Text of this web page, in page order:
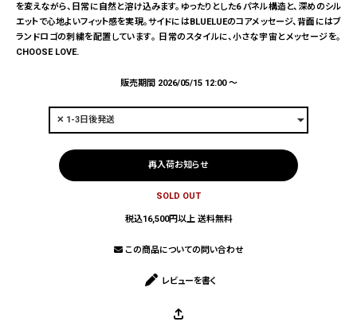
を変えながら、日常に自然と溶け込みます。ゆったりとした6 パネル構造と、深めのシル
エットで心地よいフィット感を実現。サイドにはBLUELUEのコアメッセージ、背面にはブ
ランドロゴの刺繍を配置しています。 日常のスタイルに、小さな宇宙とメッセージを。
CHOOSE LOVE.
販売期間 2026/05/15 12:00〜
再入荷お知らせ
SOLD OUT
税込16,500円以上 送料無料
この商品についての問い合わせ
レビューを書く